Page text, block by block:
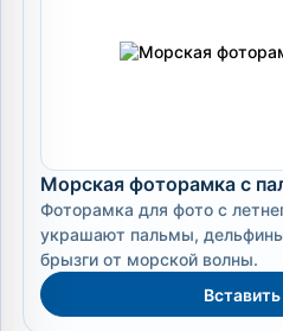
Морская фоторамка с
Фоторамка для фото с
украшают пальмы,
брызги от морской волны.